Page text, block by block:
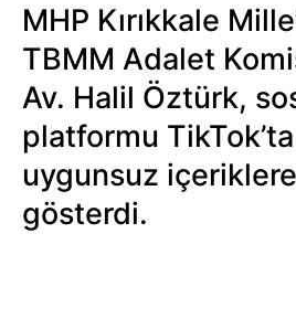
MHP Kırıkkale
TBMM Adalet
Av. Halil Öztürk,
platformu
uygunsuz
gösterdi.